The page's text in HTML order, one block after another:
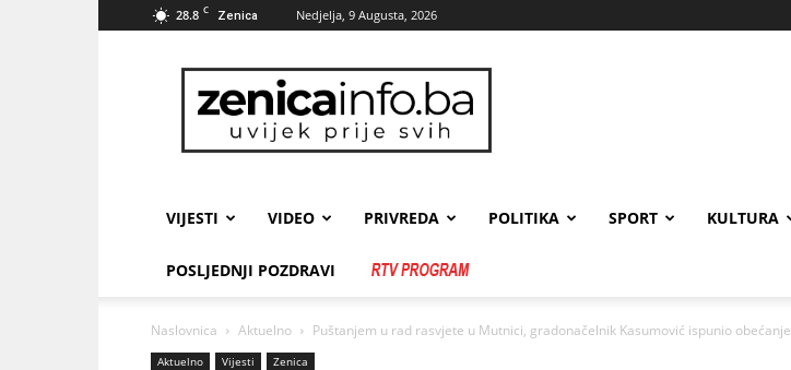
28.8 C Zenica Nedjelja, 9 Augusta, 2026
zenicainfo.ba
VIJESTI VIDEO PRIVREDA POLITIKA SPORT KULTURA
POSLJEDNJI POZDRAVI
Naslovnica Aktuelno Puštanjem u rad rasvjete u Mutnici, gradonačelnik Kasumović ispunio obećanje
Aktuelno Vijesti Zenica